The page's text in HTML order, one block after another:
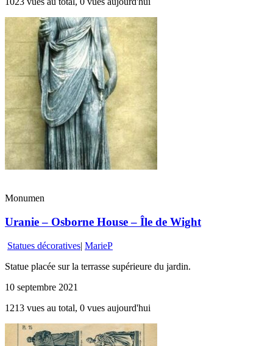
Monumen
Uranie – Osborne House – Île de Wight
Statues décoratives| MarieP
Statue placée sur la terrasse supérieure du jardin.
10 septembre 2021
1213 vues au total, 0 vues aujourd'hui